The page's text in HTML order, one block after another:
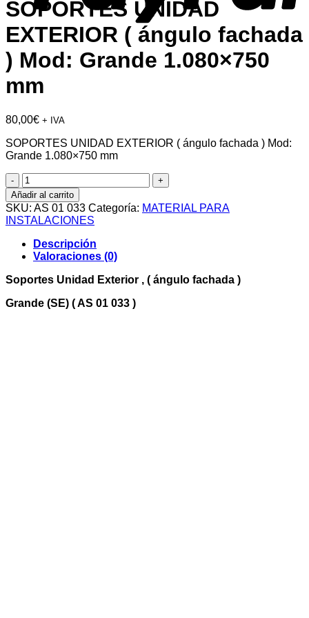
SOPORTES UNIDAD
EXTERIOR ( ángulo fachada
) Mod: Grande 1.080×750
mm
80,00€ + IVA
SOPORTES UNIDAD EXTERIOR ( ángulo fachada ) Mod:
Grande 1.080×750 mm
SOPORTES
UNIDAD
EXTERIOR
(
ángulo
fachada
)
Mod:
Grande
mm
Añadir al carrito
SKU: AS 01 033 Categoría: MATERIAL PARA
INSTALACIONES
Descripción
Valoraciones (0)
Soportes Unidad Exterior , ( ángulo fachada )
Grande (SE) ( AS 01 033 )